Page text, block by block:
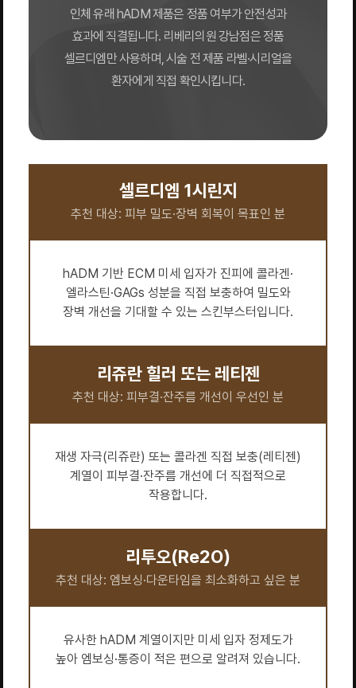
인체 유래 hADM 제품은 정품 여부가 안전성과
효과에 직결됩니다. 리베리의원 강남점은 정품
셀르디엠만 사용하며, 시술 전 제품 라벨·시리얼을
환자에게 직접 확인시킵니다.
셀르디엠 1시린지
추천 대상: 피부 밀도·장벽 회복이 목표인 분
hADM 기반 ECM 미세 입자가 진피에 콜라겐·
엘라스틴·GAGs 성분을 직접 보충하여 밀도와
장벽 개선을 기대할 수 있는 스킨부스터입니다.
리쥬란 힐러 또는 레티젠
추천 대상: 피부결·잔주름 개선이 우선인 분
재생 자극(리쥬란) 또는 콜라겐 직접 보충(레티젠)
계열이 피부결·잔주름 개선에 더 직접적으로
작용합니다.
리투오(Re2O)
추천 대상: 엠보싱·다운타임을 최소화하고 싶은 분
유사한 hADM 계열이지만 미세 입자 정제도가
높아 엠보싱·통증이 적은 편으로 알려져 있습니다.